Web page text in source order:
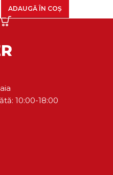
ADAUGĂ ÎN COȘ
10:00-18:00